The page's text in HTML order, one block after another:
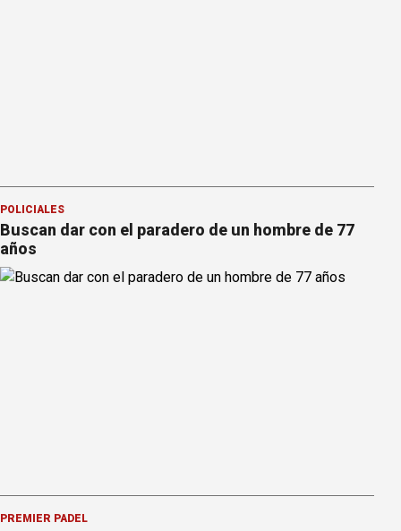
POLICIALES
Buscan dar con el paradero de un hombre de 77
años
PREMIER PÁDEL